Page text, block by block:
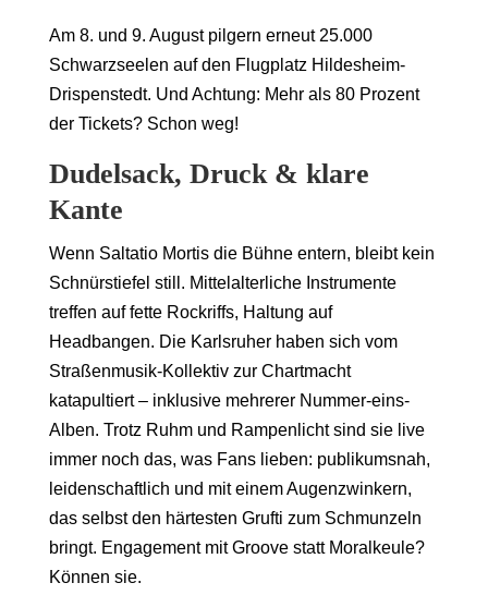
Am 8. und 9. August pilgern erneut 25.000
Schwarzseelen auf den Flugplatz Hildesheim-
Drispenstedt. Und Achtung: Mehr als 80 Prozent
der Tickets? Schon weg!
Dudelsack, Druck & klare
Kante
Wenn Saltatio Mortis die Bühne entern, bleibt kein
Schnürstiefel still. Mittelalterliche Instrumente
treffen auf fette Rockriffs, Haltung auf
Headbangen. Die Karlsruher haben sich vom
Straßenmusik-Kollektiv zur Chartmacht
katapultiert – inklusive mehrerer Nummer-eins-
Alben. Trotz Ruhm und Rampenlicht sind sie live
immer noch das, was Fans lieben: publikumsnah,
leidenschaftlich und mit einem Augenzwinkern,
das selbst den härtesten Grufti zum Schmunzeln
bringt. Engagement mit Groove statt Moralkeule?
Können sie.